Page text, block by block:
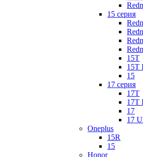
15 серия
15T
15T
15
17 серия
17T
17T
17
17
Oneplus
15R
15
Honor